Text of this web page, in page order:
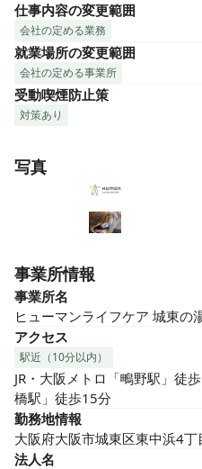
仕事内容の変更範囲
会社の定める業務
就業場所の変更範囲
会社の定める事業所
受動喫煙防止策
対策あり
写真
事業所情報
事業所名
ヒューマンライフケア 城東の
アクセス
駅近（10分以内）
JR・大阪メトロ「鴫野駅」徒
橋駅」徒歩15分
勤務地情報
大阪府大阪市城東区東中浜4
法人名